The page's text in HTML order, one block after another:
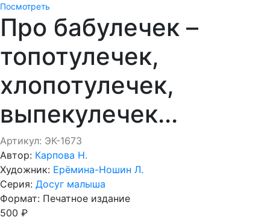
Посмотреть
Про бабулечек –
топотулечек,
хлопотулечек,
выпекулечек...
Артикул: ЭК-1673
Автор: Карпова Н.
Художник: Ерёмина-Ношин Л.
Серия: Досуг малыша
Формат: Печатное издание
500 ₽